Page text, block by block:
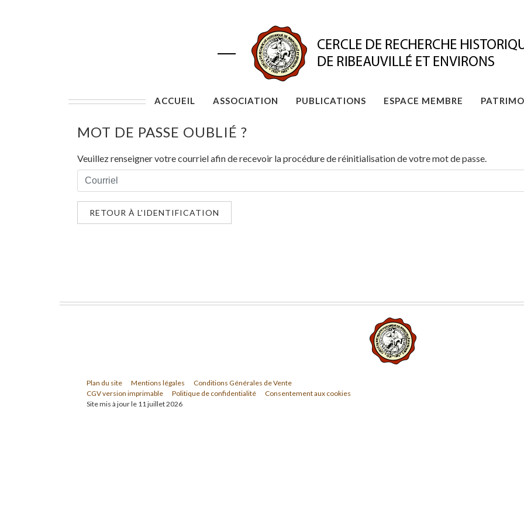
ACCUEIL ASSOCIATION PUBLICATIONS ESPACE MEMBRE
MOT DE PASSE OUBLIÉ ?
Veuillez renseigner votre courriel afin de recevoir la procédure de réinitialisation de votre mot de passe.
RETOUR À L'IDENTIFICATION
Plan du site Mentions légales
Conditions Générales de Vente
CGV version imprimable
Politique de confidentialité
Consentement aux cookies
Site mis à jour le 11 juillet 2026